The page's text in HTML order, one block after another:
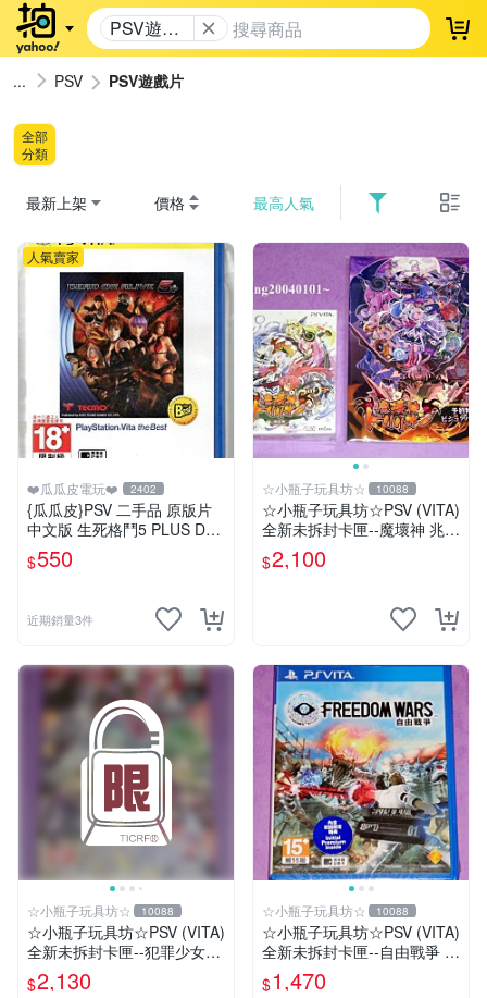
PSV遊戲
片
登
PSV PSV遊戲片
全部
分類
最新上架 價格 最高人氣
人氣賣家
❤️瓜瓜皮電玩❤️ 2402
{瓜瓜皮}PSV 二手品 原版片
中文版 生死格鬥5 PLUS Dea
d or Alive 5(遊戲都有回收)
$550
近期銷量3件
☆小瓶子玩具坊☆ 10088
☆小瓶子玩具坊☆PSV (VITA)
全新未拆封卡匣--魔壞神 兆力
翁 限定版 (亞版日文版)+特
典--美術集
$2,100
☆小瓶子玩具坊☆ 10088
☆小瓶子玩具坊☆PSV (VITA)
全新未拆封卡匣--犯罪少女2
《Criminal Girls 2》限定版
$2,130
☆小瓶子玩具坊☆ 10088
☆小瓶子玩具坊☆PSV (VITA)
全新未拆封卡匣--自由戰爭 中
文版
$1,470